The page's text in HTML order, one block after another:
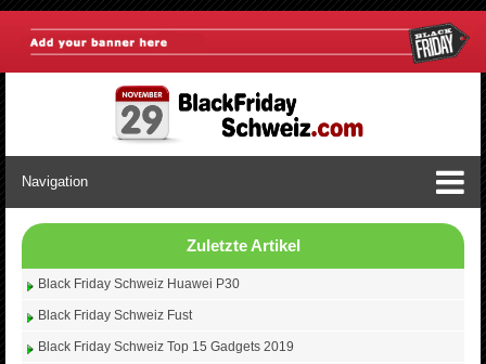
Navigation
Zuletzte Artikel
Black Friday Schweiz Huawei P30
Black Friday Schweiz Fust
Black Friday Schweiz Top 15 Gadgets 2019